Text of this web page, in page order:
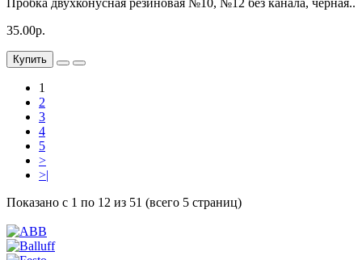
Пробка двухконусная резиновая №10, №12 без канала, черная..
35.00р.
Купить
1
2
3
4
5
>
>|
Показано с 1 по 12 из 51 (всего 5 страниц)